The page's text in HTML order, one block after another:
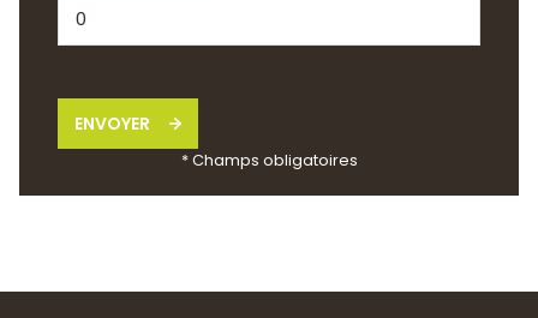
ENVOYER
* Champs obligatoires